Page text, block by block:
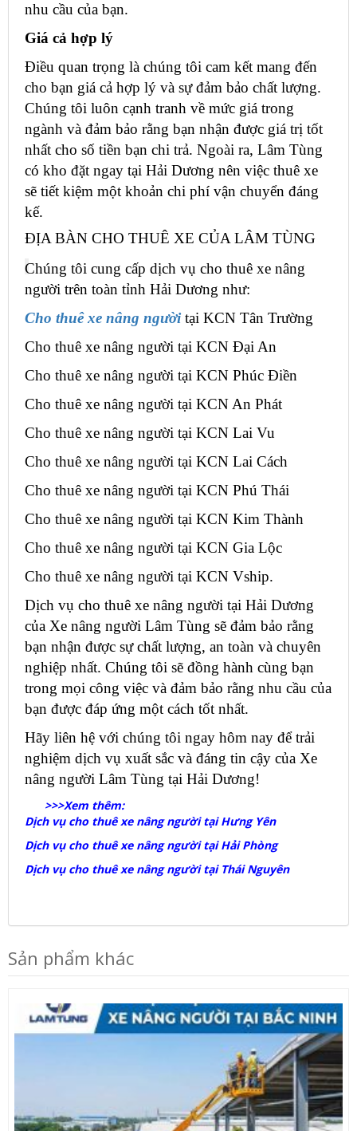
nhu cầu của bạn.
Giá cả hợp lý
Điều quan trọng là chúng tôi cam kết mang đến
cho bạn giá cả hợp lý và sự đảm bảo chất lượng.
Chúng tôi luôn cạnh tranh về mức giá trong
ngành và đảm bảo rằng bạn nhận được giá trị tốt
nhất cho số tiền bạn chi trả. Ngoài ra, Lâm Tùng
có kho đặt ngay tại Hải Dương nên việc thuê xe
sẽ tiết kiệm một khoản chi phí vận chuyển đáng
kế.
ĐỊA BÀN CHO THUÊ XE CỦA LÂM TÙNG
Chúng tôi cung cấp dịch vụ cho thuê xe nâng
người trên toàn tỉnh Hải Dương như:
Cho thuê xe nâng ngườitại KCN Tân Trường
Cho thuê xe nâng người tại KCN Đại An
Cho thuê xe nâng người tại KCN Phúc Điền
Cho thuê xe nâng người tại KCN An Phát
Cho thuê xe nâng người tại KCN Lai Vu
Cho thuê xe nâng người tại KCN Lai Cách
Cho thuê xe nâng người tại KCN Phú Thái
Cho thuê xe nâng người tại KCN Kim Thành
Cho thuê xe nâng người tại KCN Gia Lộc
Cho thuê xe nâng người tại KCN Vship.
Dịch vụ cho thuê xe nâng người tại Hải Dương
của Xe nâng người Lâm Tùng sẽ đảm bảo rằng
bạn nhận được sự chất lượng, an toàn và chuyên
nghiệp nhất. Chúng tôi sẽ đồng hành cùng bạn
trong mọi công việc và đảm bảo rằng nhu cầu của
bạn được đáp ứng một cách tốt nhất.
Hãy liên hệ với chúng tôi ngay hôm nay để trải
nghiệm dịch vụ xuất sắc và đáng tin cậy của Xe
nâng người Lâm Tùng tại Hải Dương!
>>>Xem thêm:
Dịch vụ cho thuê xe nâng người tại Hưng Yên
Dịch vụ cho thuê xe nâng người tại Hải Phòng
Dịch vụ cho thuê xe nâng người tại Thái Nguyên
Sản phẩm khác